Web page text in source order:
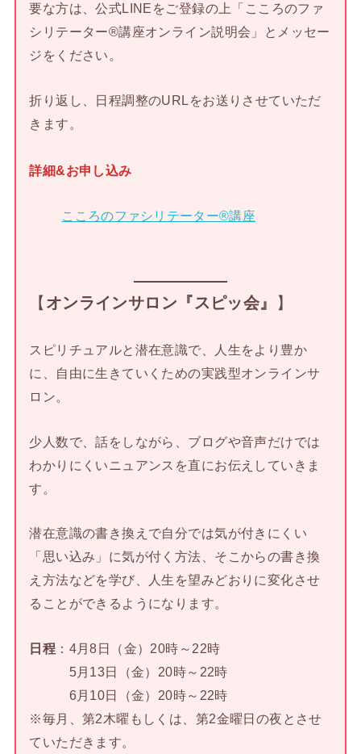
要な方は、公式LINEをご登録の上「こころのファ
シリテーター®講座オンライン説明会」とメッセー
ジをください。
折り返し、日程調整のURLをお送りさせていただ
きます。
詳細&お申し込み
こころのファシリテーター®講座
【 オンラインサロン『スピッ会』 】
スピリチュアルと潜在意識で、人生をより豊か
に、自由に生きていくための実践型オンラインサ
ロン。
少人数で、話をしながら、ブログや音声だけでは
わかりにくいニュアンスを直にお伝えしていきま
す。
潜在意識の書き換えで自分では気が付きにくい
「思い込み」に気が付く方法、そこからの書き換
え方法などを学び、人生を望みどおりに変化させ
ることができるようになります。
日程 ：4月8日（金）20時～22時
5月13日（金）20時～22時
6月10日（金）20時～22時
※毎月、第2木曜もしくは、第2金曜日の夜とさせ
ていただきます。